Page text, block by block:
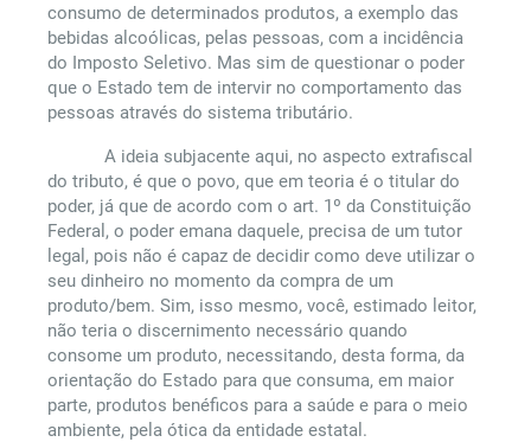
consumo de determinados produtos, a exemplo das
bebidas alcoólicas, pelas pessoas, com a incidência
do Imposto Seletivo. Mas sim de questionar o poder
que o Estado tem de intervir no comportamento das
pessoas através do sistema tributário.
A ideia subjacente aqui, no aspecto extrafiscal
do tributo, é que o povo, que em teoria é o titular do
poder, já que de acordo com o art. 1º da Constituição
Federal, o poder emana daquele, precisa de um tutor
legal, pois não é capaz de decidir como deve utilizar o
seu dinheiro no momento da compra de um
produto/bem. Sim, isso mesmo, você, estimado leitor,
não teria o discernimento necessário quando
consome um produto, necessitando, desta forma, da
orientação do Estado para que consuma, em maior
parte, produtos benéficos para a saúde e para o meio
ambiente, pela ótica da entidade estatal.